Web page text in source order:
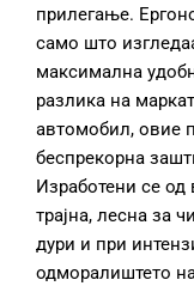
прилегање.
само што
максимална
разлика на
автомобил, овие
беспрекорна
Изработени се од
трајна, лесна за
дури и при
одморалиштето